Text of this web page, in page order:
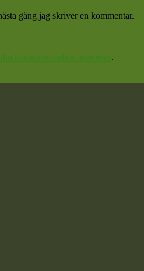
gång jag skriver en kommentar.
kommentarsdata bearbetas.